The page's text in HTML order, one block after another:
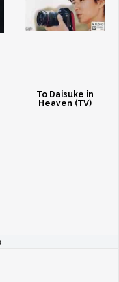
To Daisuke in
Heaven (TV)